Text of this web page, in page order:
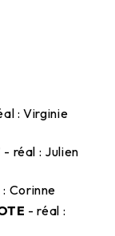
: Virginie
- réal : Julien
Corinne
- réal :